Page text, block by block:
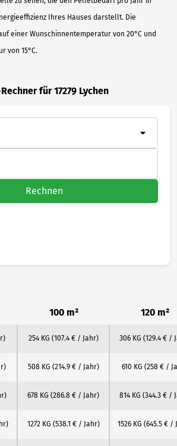
Ihres Hauses darstellt. Die
einer Wunschinnentemperatur von 20°C und
von 15°C.
für 17279 Lychen
Rechnen
100 m² 120 m²
254 KG (107.4 € / Jahr) 306 KG (129.4 € /
508 KG (214.9 € / Jahr) 610 KG (258 € /
678 KG (286.8 € / Jahr) 814 KG (344.3 € /
1272 KG (538.1 € / Jahr) 1526 KG (645.5 € /